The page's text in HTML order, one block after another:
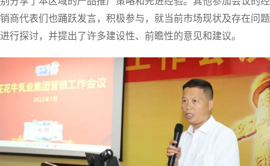
销商代表们也踊跃发言，积极参与，就当前市场现状及存在问题
进行探讨，并提出了许多建设性、前瞻性的意见和建议。